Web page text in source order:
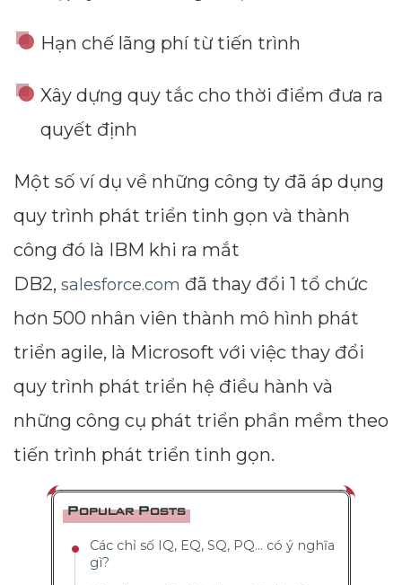
Hạn chế lãng phí từ tiến trình
Xây dựng quy tắc cho thời điểm đưa ra
quyết định
Một số ví dụ về những công ty đã áp dụng
quy trình phát triển tinh gọn và thành
công đó là IBM khi ra mắt
DB2, salesforce.com đã thay đổi 1 tổ chức
hơn 500 nhân viên thành mô hình phát
triển agile, là Microsoft với việc thay đổi
quy trình phát triển hệ điều hành và
những công cụ phát triển phần mềm theo
tiến trình phát triển tinh gọn.
Popular Posts
Các chỉ số IQ, EQ, SQ, PQ... có ý nghĩa
gì?